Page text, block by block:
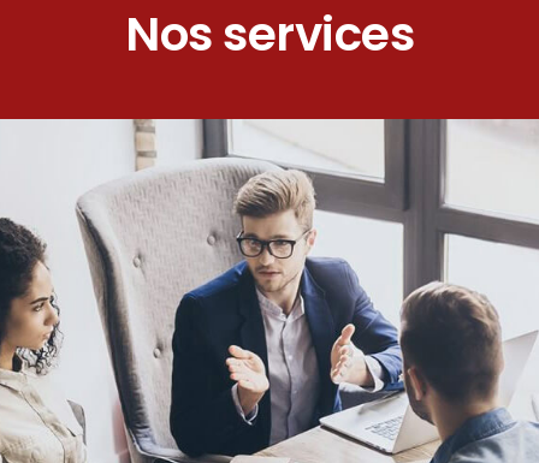
Nos services